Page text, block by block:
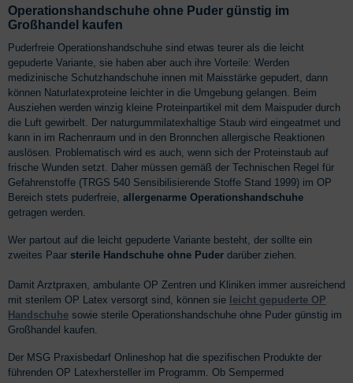
Operationshandschuhe ohne Puder günstig im
Großhandel kaufen
Puderfreie Operationshandschuhe sind etwas teurer als die leicht
gepuderte Variante, sie haben aber auch ihre Vorteile: Werden
medizinische Schutzhandschuhe innen mit Maisstärke gepudert, dann
können Naturlatexproteine leichter in die Umgebung gelangen. Beim
Ausziehen werden winzig kleine Proteinpartikel mit dem Maispuder durch
die Luft gewirbelt. Der naturgummilatexhaltige Staub wird eingeatmet und
kann in im Rachenraum und in den Bronnchen allergische Reaktionen
auslösen. Problematisch wird es auch, wenn sich der Proteinstaub auf
frische Wunden setzt. Daher müssen gemäß der Technischen Regel für
Gefahrenstoffe (TRGS 540 Sensibilisierende Stoffe Stand 1999) im OP
Bereich stets puderfreie, allergenarme Operationshandschuhe
getragen werden.
Wer partout auf die leicht gepuderte Variante besteht, der sollte ein
zweites Paar sterile Handschuhe ohne Puder darüber ziehen.
Damit Arztpraxen, ambulante OP Zentren und Kliniken immer ausreichend
mit sterilem OP Latex versorgt sind, können sie leicht gepuderte OP
Handschuhe sowie sterile Operationshandschuhe ohne Puder günstig im
Großhandel kaufen.
Der MSG Praxisbedarf Onlineshop hat die spezifischen Produkte der
führenden OP Latexhersteller im Programm. Ob Sempermed